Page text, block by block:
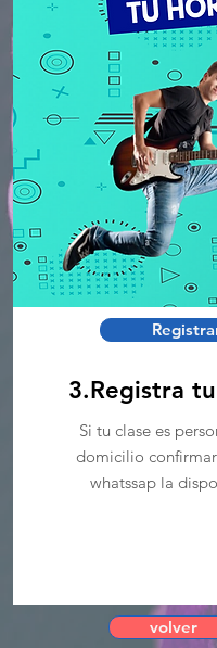
3.Registra
Si tu clase es
domicilio
whatssap la
volver